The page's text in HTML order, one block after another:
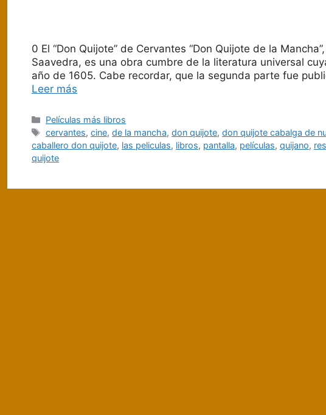
0 El “Don Quijote” de Cervantes “Don Quijote de la
Saavedra, es una obra cumbre de la literatura universal
año de 1605. Cabe recordar, que la segunda parte fue
Leer más
Categorías
Películas más libros
Etiquetas
cervantes,cine,de la mancha,don quijote,don quijote cabalga de
caballero don quijote, las peliculas, libros, pantalla, películas, quijano,
quijote